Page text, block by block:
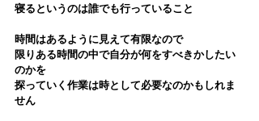
寝るというのは誰でも行っていること
時間はあるように見えて有限なので
限りある時間の中で自分が何をすべきかしたい
のかを
探っていく作業は時として必要なのかもしれま
せん